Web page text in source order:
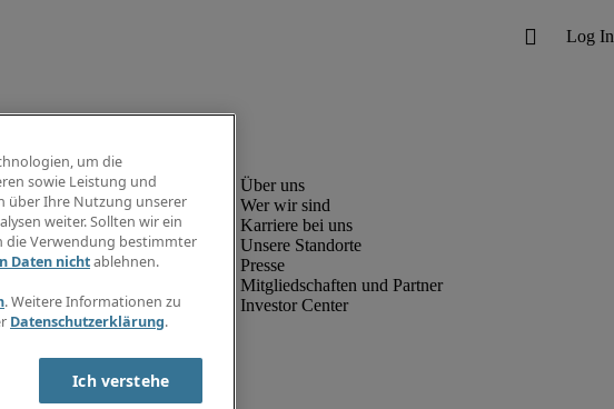
Wer wir sind
Karriere bei uns
Unsere Standorte
Presse
Mitgliedschaften und Partner
Investor Center
um die
sowie Leistung und
über Ihre Nutzung unserer
weiter. Sollten wir ein
die Verwendung bestimmter
Daten nichtablehnen.
. Weitere Informationen zu
Datenschutzerklärung.
Ich verstehe